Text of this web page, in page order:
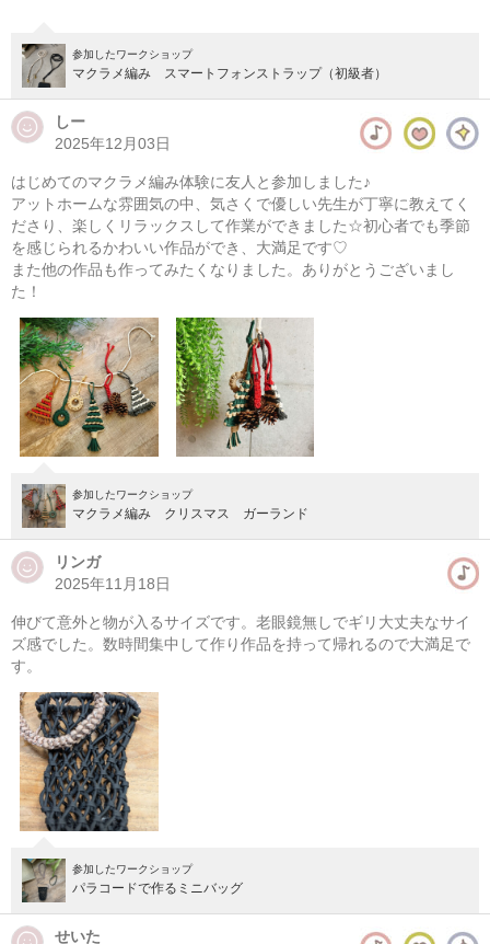
東京 学芸大学駅徒歩14分
他日程あり
マクラメ編み アクセサリー（初級者）
東京 （東横線）学芸大学駅から徒歩14分
08/08(土) 13:00-17:00
東京 （東横線）学芸大学駅から徒歩14分
参加したワークショップ
マクラメ編み スマートフォンストラップ（初級者）
しー
2025年12月03日
はじめてのマクラメ編み体験に友人と参加しました♪
アットホームな雰囲気の中、気さくで優しい先生が丁寧に教えてく
ださり、楽しくリラックスして作業ができました☆初心者でも季節
を感じられるかわいい作品ができ、大満足です♡
また他の作品も作ってみたくなりました。ありがとうございまし
た！
参加したワークショップ
マクラメ編み クリスマス ガーランド
リンガ
2025年11月18日
伸びて意外と物が入るサイズです。老眼鏡無しでギリ大丈夫なサイ
ズ感でした。数時間集中して作り作品を持って帰れるので大満足で
す。
参加したワークショップ
パラコードで作るミニバッグ
せいた